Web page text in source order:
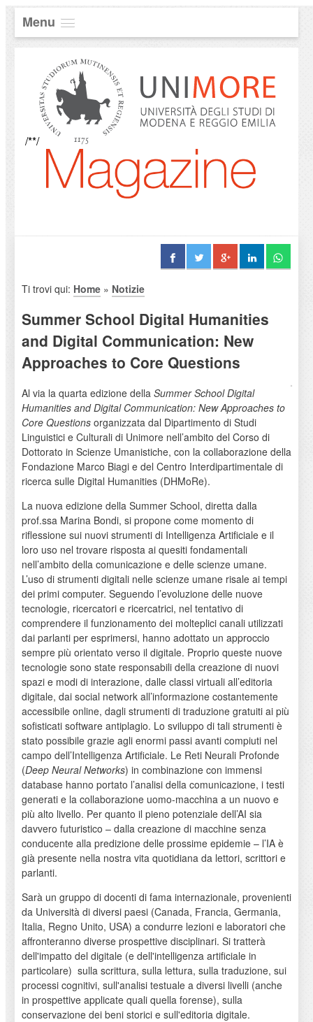
Menu
/**/
Ti trovi qui: Home» Notizie
Summer School Digital Humanities
and Digital Communication: New
Approaches to Core Questions
Al via la quarta edizione della Summer School Digital
Humanities and Digital Communication: New Approaches to
Core Questionsorganizzata dal Dipartimento di Studi
Linguistici e Culturali di Unimore nell’ambito del Corso di
Dottorato in Scienze Umanistiche, con la collaborazione della
Fondazione Marco Biagi e del Centro Interdipartimentale di
ricerca sulle Digital Humanities (DHMoRe).
La nuova edizione della Summer School, diretta dalla
prof.ssa Marina Bondi, si propone come momento di
riflessione sui nuovi strumenti di Intelligenza Artificiale e il
loro uso nel trovare risposta ai quesiti fondamentali
nell’ambito della comunicazione e delle scienze umane.
L’uso di strumenti digitali nelle scienze umane risale ai tempi
dei primi computer. Seguendo l’evoluzione delle nuove
tecnologie, ricercatori e ricercatrici, nel tentativo di
comprendere il funzionamento dei molteplici canali utilizzati
dai parlanti per esprimersi, hanno adottato un approccio
sempre più orientato verso il digitale. Proprio queste nuove
tecnologie sono state responsabili della creazione di nuovi
spazi e modi di interazione, dalle classi virtuali all’editoria
digitale, dai social network all’informazione costantemente
accessibile online, dagli strumenti di traduzione gratuiti ai più
sofisticati software antiplagio. Lo sviluppo di tali strumenti è
stato possibile grazie agli enormi passi avanti compiuti nel
campo dell’Intelligenza Artificiale. Le Reti Neurali Profonde
(Deep Neural Networks) in combinazione con immensi
database hanno portato l’analisi della comunicazione, i testi
generati e la collaborazione uomo-macchina a un nuovo e
più alto livello. Per quanto il pieno potenziale dell’AI sia
davvero futuristico – dalla creazione di macchine senza
conducente alla predizione delle prossime epidemie – l’IA è
già presente nella nostra vita quotidiana da lettori, scrittori e
parlanti.
Sarà un gruppo di docenti di fama internazionale, provenienti
da Università di diversi paesi (Canada, Francia, Germania,
Italia, Regno Unito, USA) a condurre lezioni e laboratori che
affronteranno diverse prospettive disciplinari. Si tratterà
dell'impatto del digitale (e dell'intelligenza artificiale in
particolare) sulla scrittura, sulla lettura, sulla traduzione, sui
processi cognitivi, sull'analisi testuale a diversi livelli (anche
in prospettive applicate quali quella forense), sulla
conservazione dei beni storici e sull'editoria digitale.